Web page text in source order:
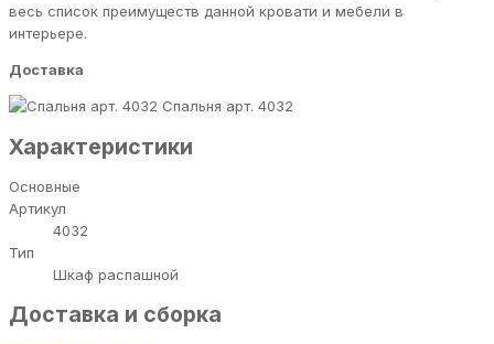
весь список преимуществ данной кровати и мебели в
интерьере.
Доставка
Спальня арт. 4032
Характеристики
Основные
Артикул
4032
Тип
Шкаф распашной
Доставка и сборка